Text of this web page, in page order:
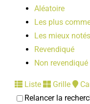
Aléatoire
Les plus
Les mieux notés
Revendiqué
Non revendiqué
Liste Grille
Relancer la